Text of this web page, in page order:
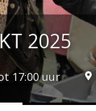
2025
17:00 uur